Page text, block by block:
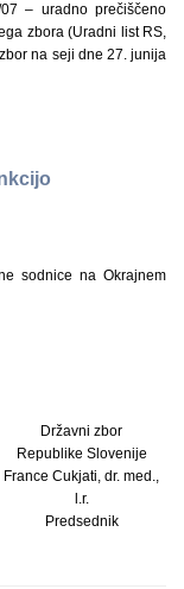
– uradno prečiščeno
zbora (Uradni list RS,
na seji dne 27. junija
sodnice na Okrajnem
Državni zbor
Republike Slovenije
France Cukjati, dr. med.,
l.r.
Predsednik